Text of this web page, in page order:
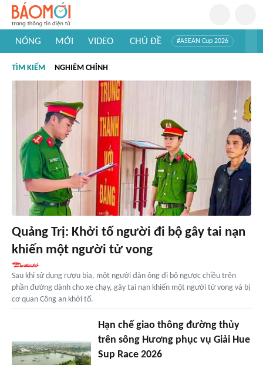
NÓNG MỚI VIDEO CHỦ ĐỀ #ASEAN Cup 2026
#Khám phá thế giới
TÌM KIẾM NGHIÊM CHỈNH
Quảng Trị: Khởi tố người đi bộ gây tai nạn
khiến một người tử vong
Sau khi sử dụng rượu bia, một người đàn ông đi bộ ngược chiều trên
phần đường dành cho xe chạy, gây tai nạn khiến một người tử vong và bị
cơ quan Công an khởi tố.
Hạn chế giao thông đường thủy
trên sông Hương phục vụ Giải Hue
Sup Race 2026